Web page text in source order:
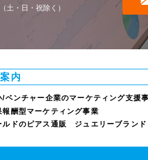
土・日・祝除く）
内
/ベンチャー企業のマーケティング支援
報酬型マーケティング事業
ルドのピアス通販 ジュエリーブランド